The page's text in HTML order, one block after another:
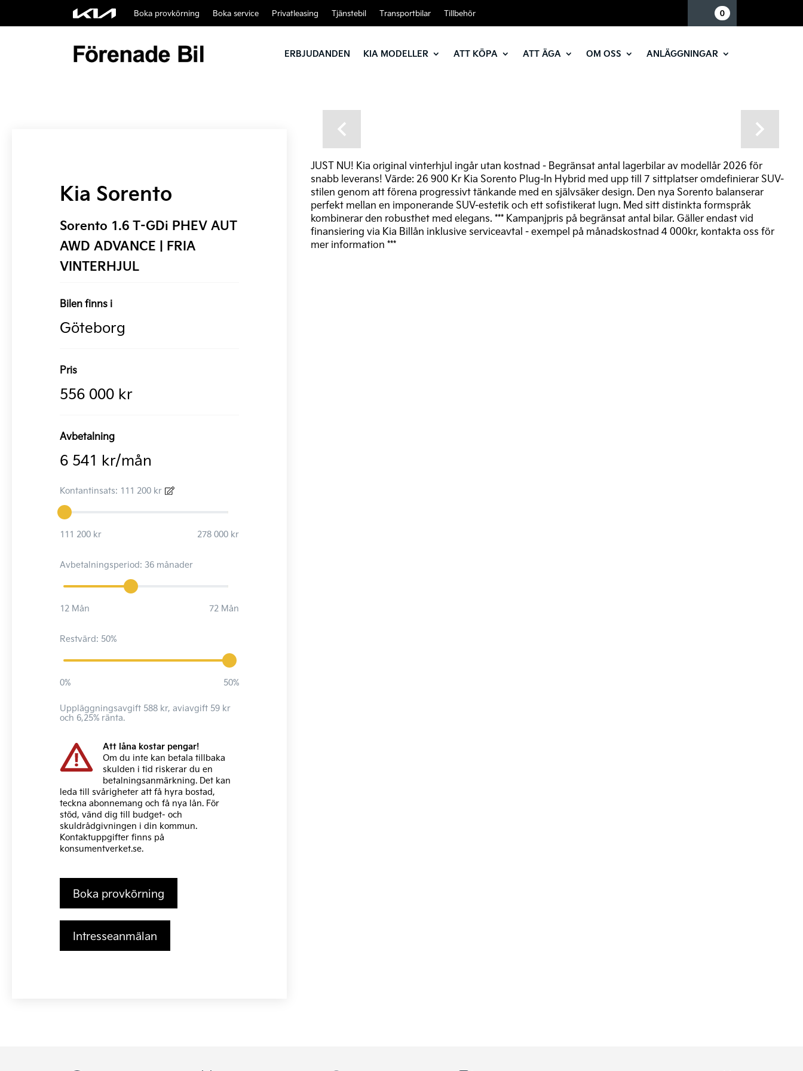
Boka provkörning Boka service Privatleasing Tjänstebil Transportbilar Tillbehör 0
ERBJUDANDEN KIA MODELLER ATT KÖPA ATT ÄGA OM OSS ANLÄGGNINGAR
Kia Sorento
Sorento 1.6 T-GDi PHEV AUT
AWD ADVANCE | FRIA
VINTERHJUL
Bilen finns i
Göteborg
Pris
556 000 kr
Avbetalning
6 541 kr/mån
Kontantinsats: 111 200 kr
111 200 kr 278 000 kr
Avbetalningsperiod: 36 månader
12 Mån 72 Mån
Restvärd: 50%
0% 50%
Uppläggningsavgift 588 kr, aviavgift 59 kr
och 6,25% ränta.
Att låna kostar pengar!
Om du inte kan betala tillbaka
skulden i tid riskerar du en
betalningsanmärkning. Det kan
leda till svårigheter att få hyra bostad,
teckna abonnemang och få nya lån. För
stöd, vänd dig till budget- och
skuldrådgivningen i din kommun.
Kontaktuppgifter finns på
konsumentverket.se.
Boka provkörning
Intresseanmälan
Previous Next
JUST NU! Kia original vinterhjul ingår utan kostnad - Begränsat antal lagerbilar av modellår 2026 för
snabb leverans! Värde: 26 900 Kr Kia Sorento Plug-In Hybrid med upp till 7 sittplatser omdefinierar SUV-
stilen genom att förena progressivt tänkande med en självsäker design. Den nya Sorento balanserar
perfekt mellan en imponerande SUV-estetik och ett sofistikerat lugn. Med sitt distinkta formspråk
kombinerar den robusthet med elegans. *** Kampanjpris på begränsat antal bilar. Gäller endast vid
finansiering via Kia Billån inklusive serviceavtal - exempel på månadskostnad 4 000kr, kontakta oss för
mer information ***